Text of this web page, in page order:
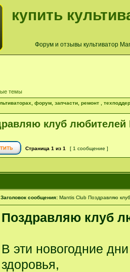
купить
Форум и отзывы культиватор
темы
форум, запчасти, ремонт ,
клуб любителей
Страница 1 из 1 [ 1 сообщение ]
Заголовок сообщения: Mantis Club Поздравляю
Поздравляю клуб
В эти новогодние
здоровья,